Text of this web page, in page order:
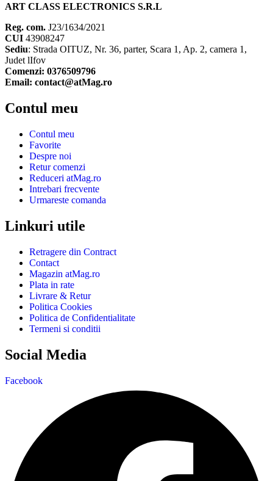
ART CLASS ELECTRONICS S.R.L
Reg. com. J23/1634/2021
CUI 43908247
Sediu: Strada OITUZ, Nr. 36, parter, Scara 1, Ap. 2, camera 1,
Judet lIfov
Comenzi: 0376509796
Email: contact@atMag.ro
Contul meu
Contul meu
Favorite
Despre noi
Retur comenzi
Reduceri atMag.ro
Intrebari frecvente
Urmareste comanda
Linkuri utile
Retragere din Contract
Contact
Magazin atMag.ro
Plata in rate
Livrare & Retur
Politica Cookies
Politica de Confidentialitate
Termeni si conditii
Social Media
Facebook